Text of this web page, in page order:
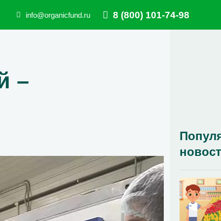
info@organicfund.ru 8 (800) 101-74-98
–